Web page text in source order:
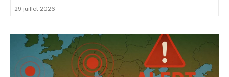
29 juillet 2026